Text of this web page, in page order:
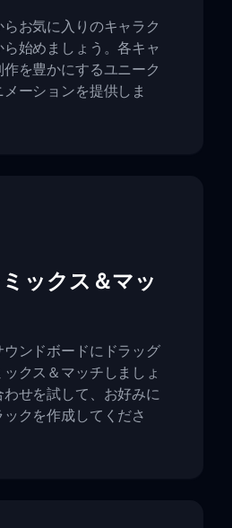
お気に入りのキャラク
始めましょう。各キャ
を豊かにするユニーク
ーションを提供しま
ックス＆マッ
ンドボードにドラッグ
クス＆マッチしましょ
せを試して、お好みに
クを作成してくださ